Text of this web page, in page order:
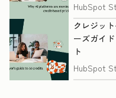
HubSpot
クレジッ
ーズガイ
ト
HubSpot